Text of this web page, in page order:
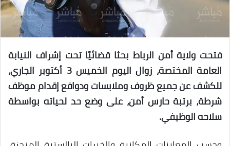
فتحت ولاية أمن الرباط بحثا قضائيًا تحت إشراف النيابة
العامة المختصة، زوال اليوم الخميس 3 أكتوبر الجاري،
للكشف عن جميع ظروف وملابسات ودوافع إقدام موظف
شرطة، برتبة حارس أمن، على وضع حد لحياته بواسطة
سلاحه الوظيفي.